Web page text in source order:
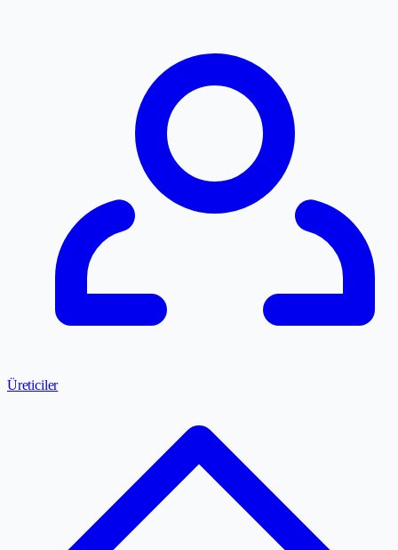
Üreticiler